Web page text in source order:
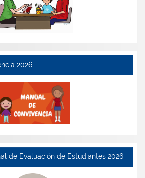
2026
de Evaluación de Estudiantes 2026